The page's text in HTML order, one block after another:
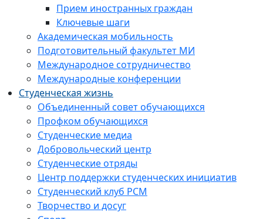
Прием иностранных граждан
Ключевые шаги
Академическая мобильность
Подготовительный факультет МИ
Международное сотрудничество
Международные конференции
Студенческая жизнь
Объединенный совет обучающихся
Профком обучающихся
Студенческие медиа
Добровольческий центр
Студенческие отряды
Центр поддержки студенческих инициатив
Студенческий клуб РСМ
Творчество и досуг